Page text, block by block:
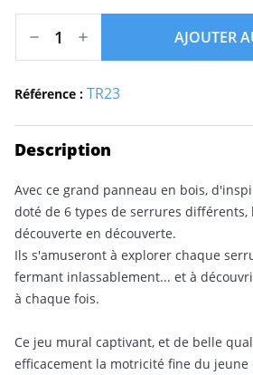
AJOUTER
Référence : TR23
Description
Avec ce grand panneau en bois,
doté de 6 types de serrures
découverte en découverte.
Ils s'amuseront à explorer chaque
fermant inlassablement... et à
à chaque fois.
Ce jeu mural captivant, et de belle
efficacement la motricité fine du jeune